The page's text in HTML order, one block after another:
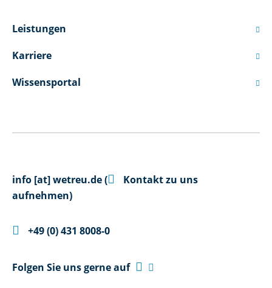
Leistungen 
Karriere 
Wissensportal 
info [at]wetreu.de(
Kontakt zu uns
aufnehmen)
 +49 (0) 431 8008-0
Folgen Sie uns gerne auf  